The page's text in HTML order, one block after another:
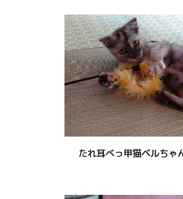
たれ耳べっ甲猫ベルちゃ